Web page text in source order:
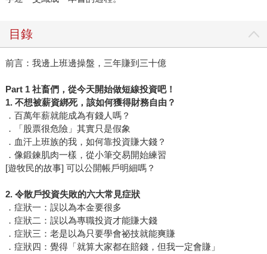
目錄
前言：我邊上班邊操盤，三年賺到三十億
Part 1 社畜們，從今天開始做短線投資吧！
1. 不想被薪資綁死，該如何獲得財務自由？
．百萬年薪就能成為有錢人嗎？
．「股票很危險」其實只是假象
．血汗上班族的我，如何靠投資賺大錢？
．像鍛鍊肌肉一樣，從小筆交易開始練習
[遊牧民的故事] 可以公開帳戶明細嗎？
2. 令散戶投資失敗的六大常見症狀
．症狀一：誤以為本金要很多
．症狀二：誤以為專職投資才能賺大錢
．症狀三：老是以為只要學會祕技就能爽賺
．症狀四：覺得「就算大家都在賠錢，但我一定會賺」